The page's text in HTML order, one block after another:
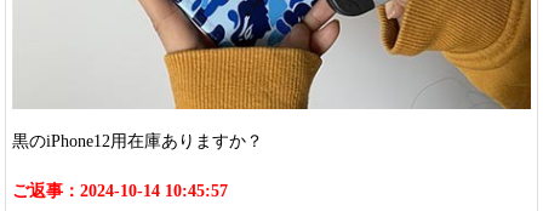
黒のiPhone12用在庫ありますか？
ご返事：2024-10-14 10:45:57